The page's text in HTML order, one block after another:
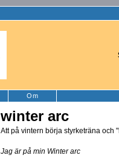
Om
winter arc
Att på vintern börja styrketräna och
Jag är på min Winter arc